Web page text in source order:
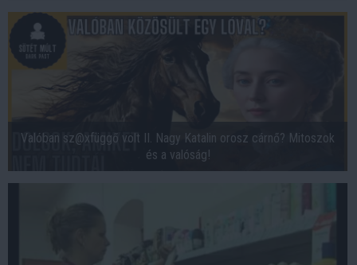
Valóban sz@xfüggő volt II. Nagy Katalin orosz cárnő? Mitoszok
és a valóság!